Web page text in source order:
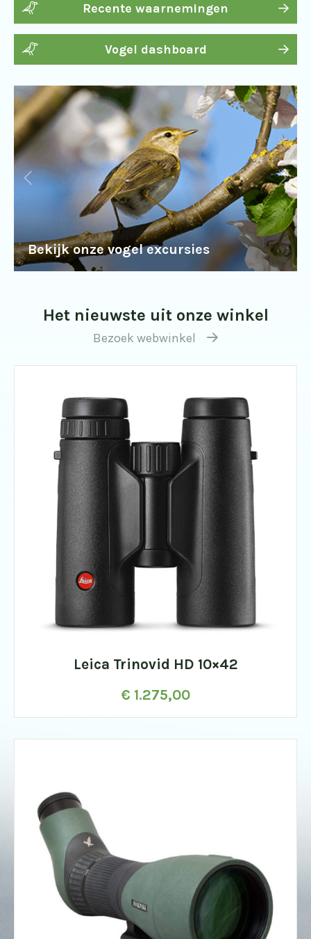
Recente waarnemingen
Vogel dashboard
Bekijk onze vogel excursies
Het nieuwste uit onze winkel
Bezoek webwinkel
Leica Trinovid HD 10×42
€ 1.275,00